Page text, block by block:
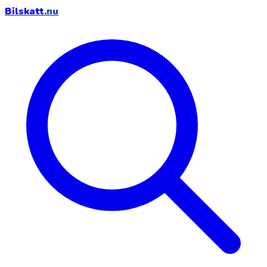
Bilskatt.nu